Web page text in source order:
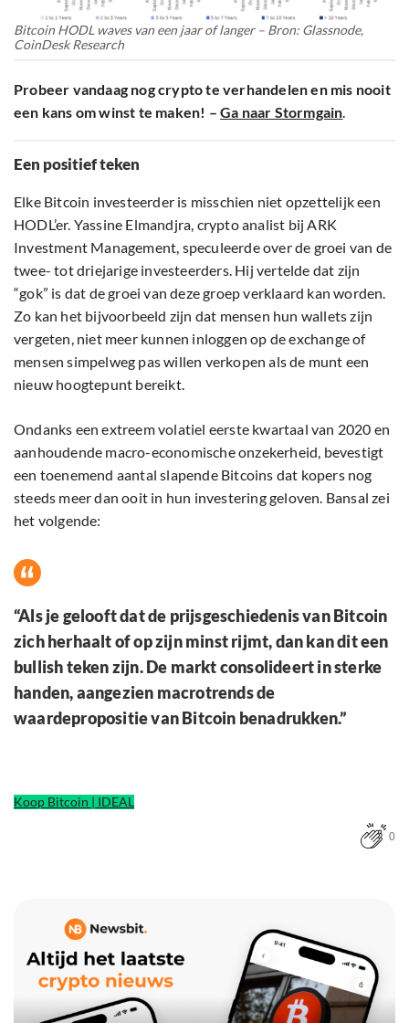
Bitcoin HODL waves van een jaar of langer – Bron: Glassnode,
CoinDesk Research
Probeer vandaag nog crypto te verhandelen en mis nooit
een kans om winst te maken! – Ga naar Stormgain
Een positief teken
Elke Bitcoin investeerder is misschien niet opzettelijk een
HODL’er. Yassine Elmandjra, crypto analist bij ARK
Investment Management, speculeerde over de groei van de
twee- tot driejarige investeerders. Hij vertelde dat zijn
“gok” is dat de groei van deze groep verklaard kan worden.
Zo kan het bijvoorbeeld zijn dat mensen hun wallets zijn
vergeten, niet meer kunnen inloggen op de exchange of
mensen simpelweg pas willen verkopen als de munt een
nieuw hoogtepunt bereikt.
Ondanks een extreem volatiel eerste kwartaal van 2020 en
aanhoudende macro-economische onzekerheid, bevestigt
een toenemend aantal slapende Bitcoins dat kopers nog
steeds meer dan ooit in hun investering geloven. Bansal zei
het volgende:
“Als je gelooft dat de prijsgeschiedenis van Bitcoin
zich herhaalt of op zijn minst rijmt, dan kan dit een
bullish teken zijn. De markt consolideert in sterke
handen, aangezien macrotrends de
waardepropositie van Bitcoin benadrukken.”
Koop Bitcoin | IDEAL
0